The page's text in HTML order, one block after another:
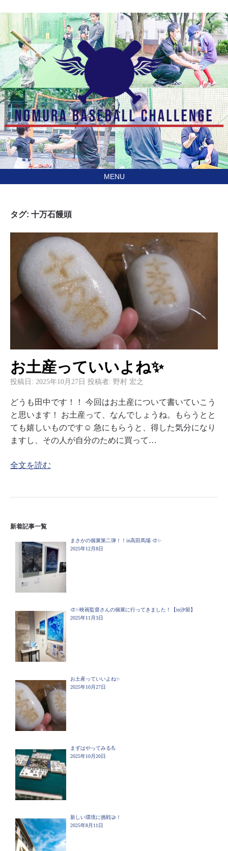
あなたの住んでる地域に
行きます！
訪問型野球教室野村ベースボールチャレンジ（NBC）
タグ: 十万石饅頭
お土産っていいよね✨
投稿日: 2025年10月27日 投稿者: 野村 宏之
どうも田中です！！ 今回はお土産について書いていこう
と思います！ お土産って、なんでしょうね。もらうとと
ても嬉しいものです☺️ 急にもらうと、得した気分になり
ますし、その人が自分のために買って…
全文を読む
新着記事一覧
まさかの個展第二弾！！in高田馬場 🎨✨
2025年12月8日
🎨✨映画監督さんの個展に行ってきました！【in汐留】
2025年11月3日
お土産っていいよね✨
2025年10月27日
まずはやってみる💪
2025年10月20日
新しい環境に挑戦🤝！
2025年8月11日